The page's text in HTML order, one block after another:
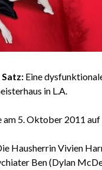
Eine
in L.A.
am 5. Oktober 2011 auf
Hausherrin Vivien
Ben (Dylan